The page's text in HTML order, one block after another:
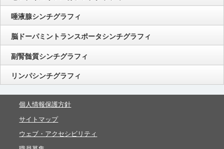
唾液腺シンチグラフィ
脳ドーパミントランスポータシンチグラフィ
副腎髄質シンチグラフィ
リンパシンチグラフィ
個人情報保護方針
サイトマップ
ウェブ・アクセシビリティ